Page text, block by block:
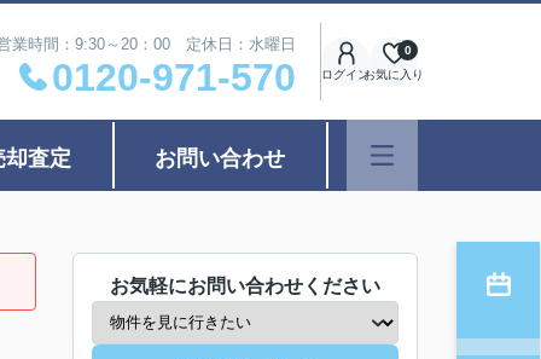
業時間：9:30～20：00 定休日：水曜日
0120-971-570 ログインお気に入り
0
却査定 お問い合わせ
お気軽にお問い合わせください